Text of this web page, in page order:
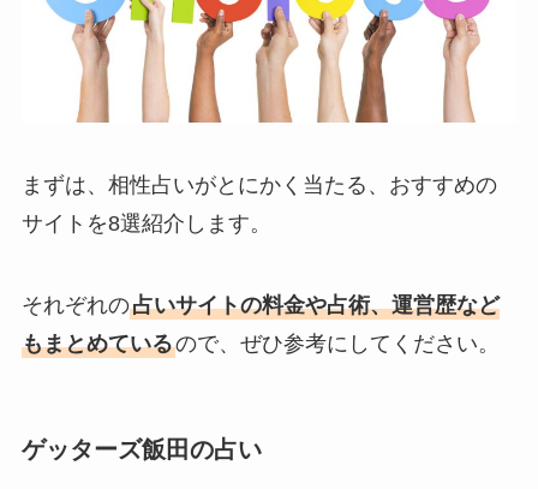
まずは、相性占いがとにかく当たる、おすすめの
サイトを8選紹介します。
それぞれの占いサイトの料金や占術、運営歴など
もまとめているので、ぜひ参考にしてください。
ゲッターズ飯田の占い